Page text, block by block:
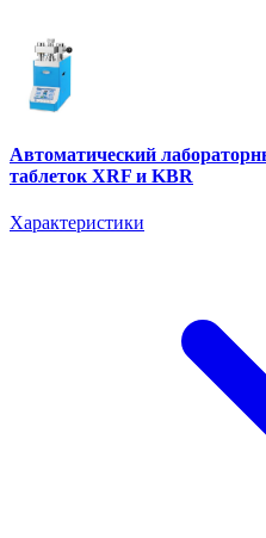
Автоматический
таблеток XRF и KBR
Характеристики